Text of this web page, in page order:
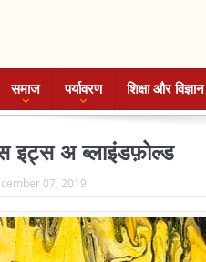
समाज पर्यावरण शिक्षा और विज्ञान
इट्स अ ब्लाइंडफ़ोल्ड
07, 2019